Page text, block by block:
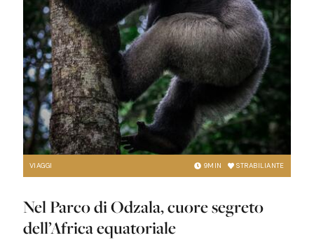
VIAGGI 9MIN STRABILIANTE
Nel Parco di Odzala, cuore segreto
dell’Africa equatoriale